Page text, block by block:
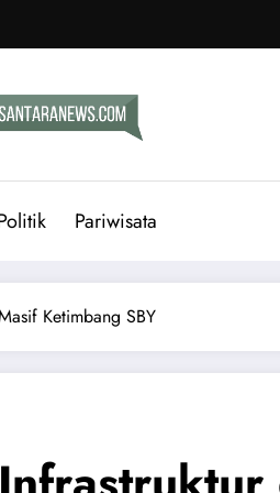
Pariwisata
Ketimbang SBY